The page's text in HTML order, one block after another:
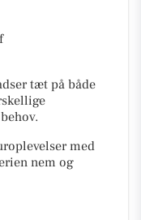
tæt på både
med
nem og